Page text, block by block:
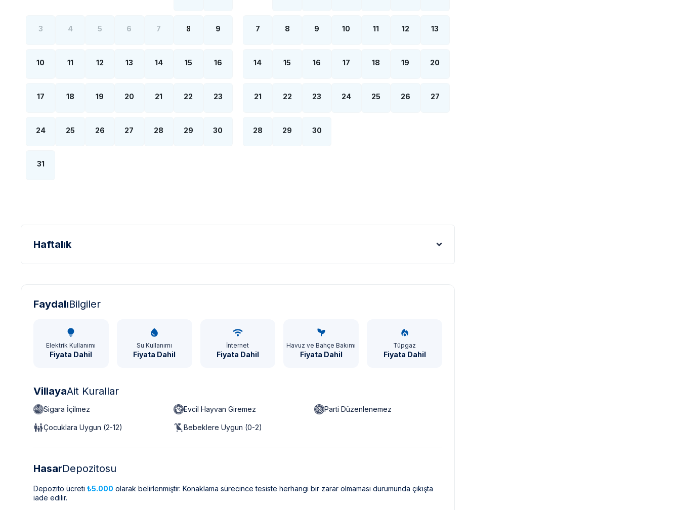
3 4 5 6 7 8 9
10 11 12 13 14 15 16
17 18 19 20 21 22 23
24 25 26 27 28 29 30
31
7 8 9 10 11 12 13
14 15 16 17 18 19 20
21 22 23 24 25 26 27
28 29 30
Haftalık
FaydalıBilgiler
Elektrik Kullanımı
Fiyata Dahil
Su Kullanımı
Fiyata Dahil
İnternet
Fiyata Dahil
Havuz ve Bahçe Bakımı
Fiyata Dahil
Tüpgaz
Fiyata Dahil
VillayaAit Kurallar
Sigara İçilmez Evcil Hayvan Giremez Parti Düzenlenemez
Çocuklara Uygun (2-12) Bebeklere Uygun (0-2)
HasarDepozitosu
Depozito ücreti ₺5.000 olarak belirlenmiştir. Konaklama sürecince tesiste herhangi bir zarar olmaması durumunda çıkışta
iade edilir.